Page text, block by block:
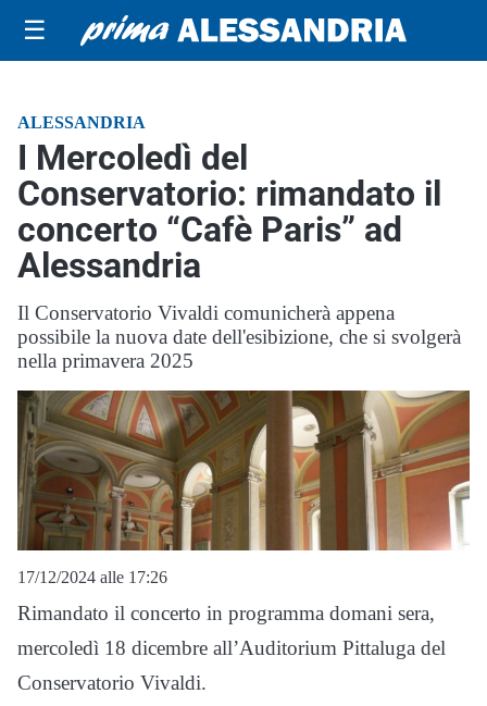
☰
ALESSANDRIA
I Mercoledì del
Conservatorio: rimandato il
concerto “Cafè Paris” ad
Alessandria
Il Conservatorio Vivaldi comunicherà appena
possibile la nuova date dell'esibizione, che si svolgerà
nella primavera 2025
17/12/2024 alle 17:26
Rimandato il concerto in programma domani sera,
mercoledì 18 dicembre all’Auditorium Pittaluga del
Conservatorio Vivaldi.